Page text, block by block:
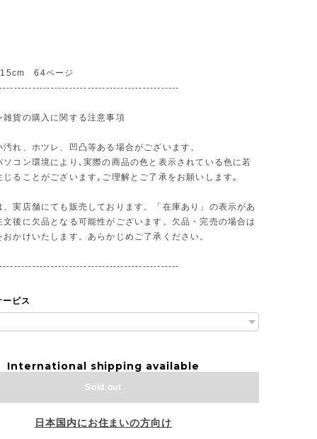
64ページ
貨の購入に関する注意事項
れ、ホツレ、凹凸等ある場合がございます。
コン環境により､実際の商品の色と表示されている色に若
じることがございます｡ご理解とご了承をお願いします｡
実店舗にても販売しております。「在庫あり」の表示があ
文後に欠品となる可能性がございます。欠品・完売の場合は
かけいたします。あらかじめご了承ください。
ビス
International shipping available
Sold out
日本国内にお住まいの方向け